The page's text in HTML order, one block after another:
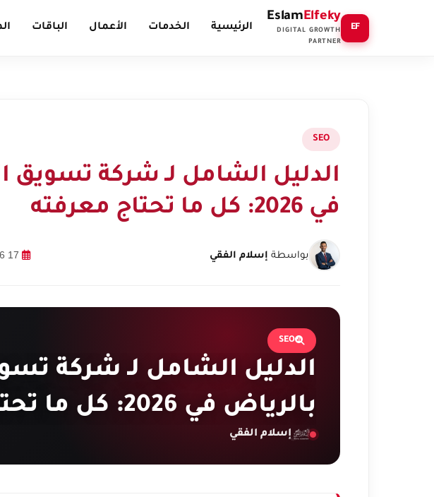
EF
EslamElfeky
DIGITAL GROWTH
PARTNER
الرئيسية الخدمات الأعمال الباقات
SEO
الدليل الشامل لـ شركة تسويق
في 2026: كل ما تحتاج معرفته
بواسطة إسلام الفقي
SEO
الدليل الشامل لـ شركة
بالرياض في 2026: كل ما تحتاج معرفته
إسلام الفقي